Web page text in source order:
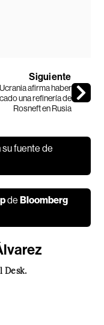
Siguiente
Ucrania afirma haber
una refinería de
Rosneft en Rusia
su fuente de
de Bloomberg
Desk.